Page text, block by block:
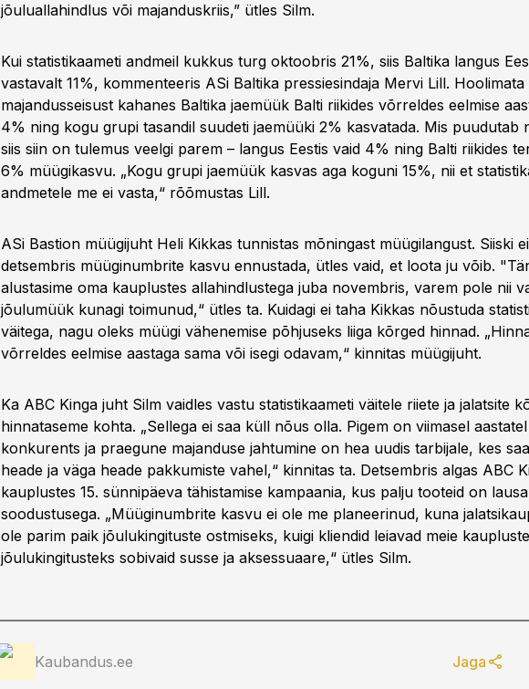
jõuluallahindlus või majanduskriis,” ütles Silm.
Kui statistikaameti andmeil kukkus turg oktoobris 21%, siis Baltika langus
vastavalt 11%, kommenteeris ASi Baltika pressiesindaja Mervi Lill.
majandusseisust kahanes Baltika jaemüük Balti riikides võrreldes eelmise
4% ning kogu grupi tasandil suudeti jaemüüki 2% kasvatada. Mis puudutab
siis siin on tulemus veelgi parem – langus Eestis vaid 4% ning Balti riikides
6% müügikasvu. „Kogu grupi jaemüük kasvas aga koguni 15%, nii et
andmetele me ei vasta,“ rõõmustas Lill.
ASi Bastion müügijuht Heli Kikkas tunnistas mõningast müügilangust. Siiski
detsembris müüginumbrite kasvu ennustada, ütles vaid, et loota ju võib.
alustasime oma kauplustes allahindlustega juba novembris, varem pole nii
jõulumüük kunagi toimunud,“ ütles ta. Kuidagi ei taha Kikkas nõustuda
väitega, nagu oleks müügi vähenemise põhjuseks liiga kõrged hinnad.
võrreldes eelmise aastaga sama või isegi odavam,“ kinnitas müügijuht.
Ka ABC Kinga juht Silm vaidles vastu statistikaameti väitele riiete ja jalatsite
hinnataseme kohta. „Sellega ei saa küll nõus olla. Pigem on viimasel
konkurents ja praegune majanduse jahtumine on hea uudis tarbijale, kes
heade ja väga heade pakkumiste vahel,“ kinnitas ta. Detsembris algas ABC
kauplustes 15. sünnipäeva tähistamise kampaania, kus palju tooteid on
soodustusega. „Müüginumbrite kasvu ei ole me planeerinud, kuna
ole parim paik jõulukingituste ostmiseks, kuigi kliendid leiavad meie
jõulukingitusteks sobivaid susse ja aksessuaare,“ ütles Silm.
Kaubandus.ee Jaga